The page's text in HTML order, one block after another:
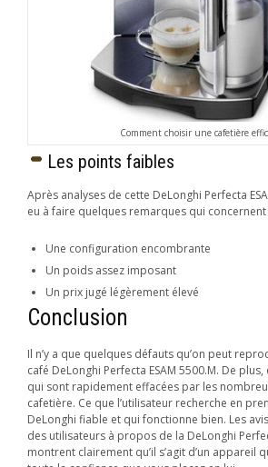
Comment choisir une cafetière
Les points faibles
Après analyses de cette DeLonghi Perfecta
eu à faire quelques remarques qui concernent
Une configuration encombrante
Un poids assez imposant
Un prix jugé légèrement élevé
Conclusion
Il n’y a que quelques défauts qu’on peut
café DeLonghi Perfecta ESAM 5500.M. De
qui sont rapidement effacées par les
cafetière. Ce que l’utilisateur recherche en
DeLonghi fiable et qui fonctionne bien. Les
des utilisateurs à propos de la DeLonghi
montrent clairement qu’il s’agit d’un appareil